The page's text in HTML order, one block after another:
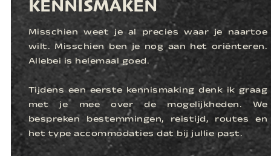
KENNISMAKEN
Misschien weet je al precies waar je naartoe
wilt. Misschien ben je nog aan het oriënteren.
Allebei is helemaal goed.
Tijdens een eerste kennismaking denk ik graag
met je mee over de mogelijkheden. We
bespreken bestemmingen, reistijd, routes en
het type accommodaties dat bij jullie past.